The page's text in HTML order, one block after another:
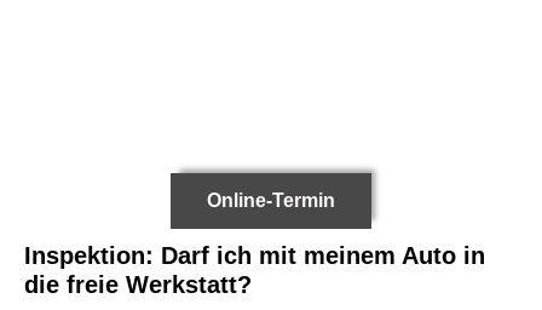
Online-Termin
Inspektion: Darf ich mit meinem Auto in
die freie Werkstatt?